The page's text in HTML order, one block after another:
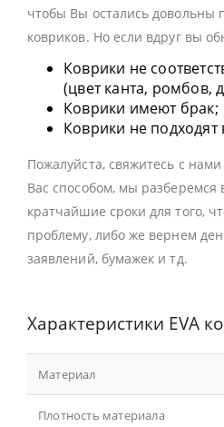
чтобы Вы остались довольны
ковриков. Но если вдруг вы
Коврики не
(цвет канта, ромбов,
Коврики имеют брак;
Коврики не подходят
Пожалуйста, свяжитесь с
Вас способом, мы разберемся
кратчайшие сроки для того,
проблему, либо же вернем
заявлений, бумажек и тд.
Характеристики EVA
Материал
Плотность материала